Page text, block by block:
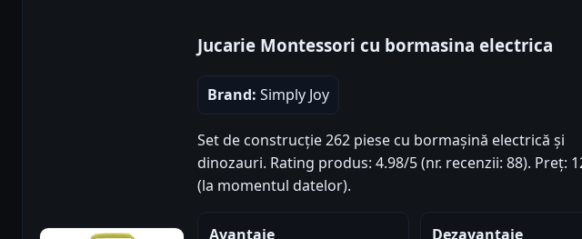
Jucarie Montessori cu bormasina electrica
Brand: Simply Joy
Set de construcție 262 piese cu bormașină electrică și
dinozauri. Rating produs: 4.98/5 (nr. recenzii: 88). Preț:
(la momentul datelor).
Avantaje
Dezavantaje